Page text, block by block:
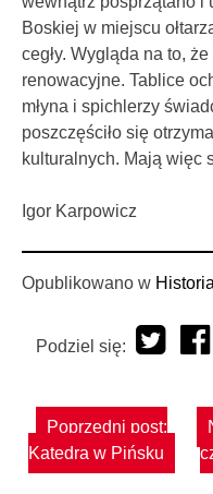
Boskiej w miejscu
cegły. Wygląda na to,
renowacyjne. Tablice
młyna i spichlerzy
poszczęściło się
kulturalnych. Mają więc
Igor Karpowicz
Opublikowano w Historia
Podziel się:
Nawigacja
wpisu
Poprzedni post:
Katedra w Pińsku